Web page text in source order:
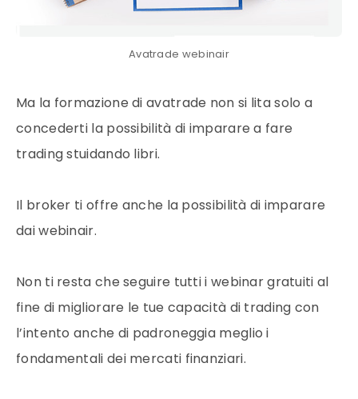
Avatrade webinair
Ma la formazione di avatrade non si lita solo a
concederti la possibilità di imparare a fare
trading stuidando libri.
Il broker ti offre anche la possibilità di imparare
dai webinair.
Non ti resta che seguire tutti i webinar gratuiti al
fine di migliorare le tue capacità di trading con
l’intento anche di padroneggia meglio i
fondamentali dei mercati finanziari.